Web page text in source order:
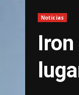
Noticias